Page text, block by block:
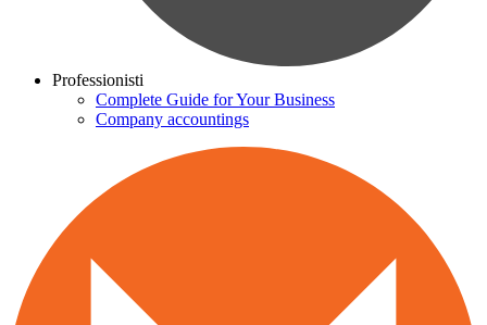
Professionisti
Complete Guide for Your Business
Company accountings